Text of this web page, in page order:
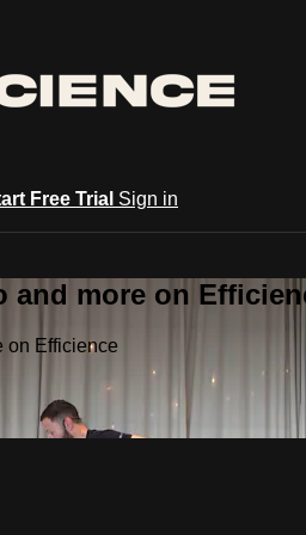
Free Trial Sign in
and more on
on Efficience